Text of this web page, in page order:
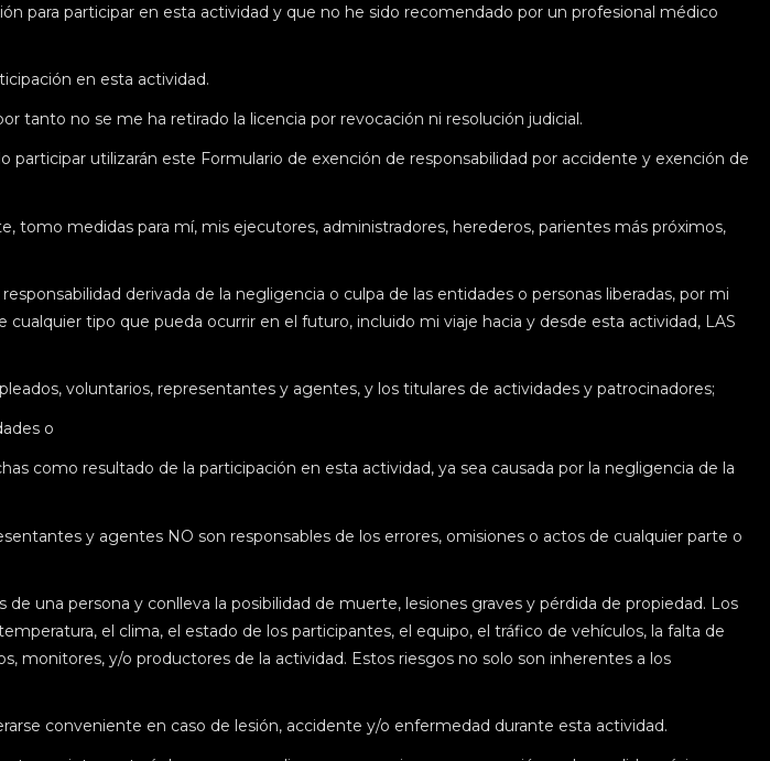
para participar en esta actividad y que no he sido recomendado por un profesional médico
en esta actividad.
tanto no se me ha retirado la licencia por revocación ni resolución judicial.
utilizarán este Formulario de exención de responsabilidad por accidente y exención de
medidas para mí, mis ejecutores, administradores, herederos, parientes más próximos,
derivada de la negligencia o culpa de las entidades o personas liberadas, por mi
tipo que pueda ocurrir en el futuro, incluido mi viaje hacia y desde esta actividad, LAS
voluntarios, representantes y agentes, y los titulares de actividades y patrocinadores;
o
como resultado de la participación en esta actividad, ya sea causada por la negligencia de la
y agentes NO son responsables de los errores, omisiones o actos de cualquier parte o
una persona y conlleva la posibilidad de muerte, lesiones graves y pérdida de propiedad. Los
el clima, el estado de los participantes, el equipo, el tráfico de vehículos, la falta de
monitores, y/o productores de la actividad. Estos riesgos no solo son inherentes a los
conveniente en caso de lesión, accidente y/o enfermedad durante esta actividad.